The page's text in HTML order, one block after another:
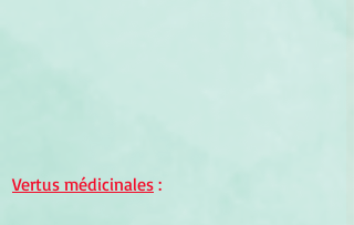
Vertus médicinales :